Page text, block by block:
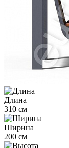
Длина
310 см
Ширина
200 см